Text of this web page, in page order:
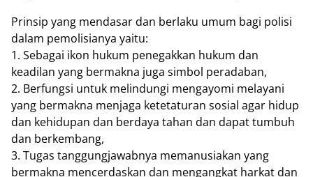
Prinsip yang mendasar dan berlaku umum bagi polisi
dalam pemolisianya yaitu:
1. Sebagai ikon hukum penegakkan hukum dan
keadilan yang bermakna juga simbol peradaban,
2. Berfungsi untuk melindungi mengayomi melayani
yang bermakna menjaga ketetaturan sosial agar hidup
dan kehidupan dan berdaya tahan dan dapat tumbuh
dan berkembang,
3. Tugas tanggungjawabnya memanusiakan yang
bermakna mencerdaskan dan mengangkat harkat dan